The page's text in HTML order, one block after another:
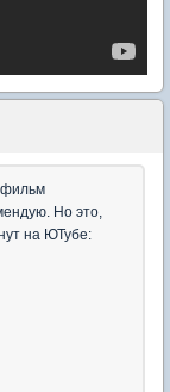
фильм
Но это,
на ЮТубе: